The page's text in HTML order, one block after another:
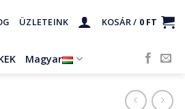
ÜZLETEINK KOSÁR / 0 FT
Magyar